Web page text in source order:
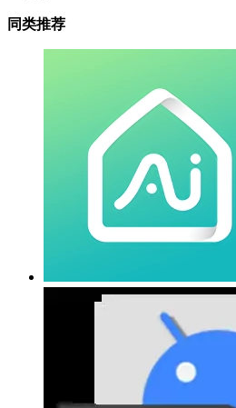
同类推荐